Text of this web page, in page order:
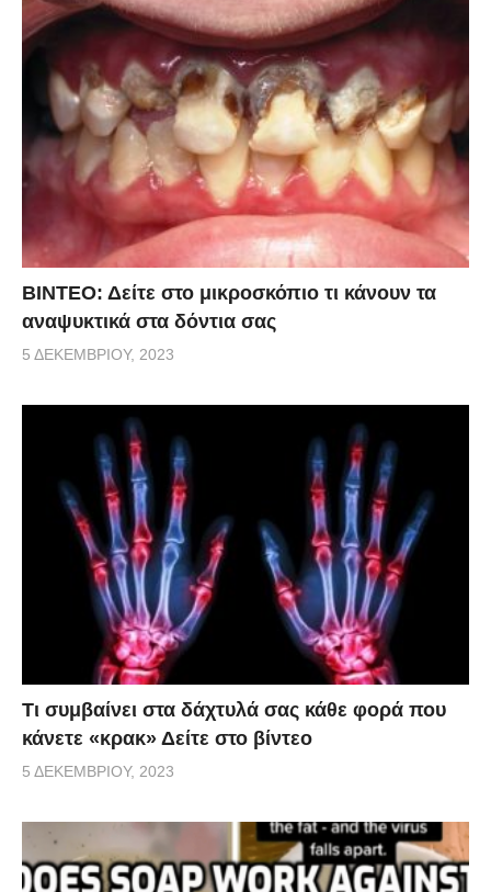
ΒΙΝΤΕΟ: Δείτε στο μικροσκόπιο τι κάνουν τα
αναψυκτικά στα δόντια σας
5 ΔΕΚΕΜΒΡΊΟΥ, 2023
Τι συμβαίνει στα δάχτυλά σας κάθε φορά που
κάνετε «κρακ» Δείτε στο βίντεο
5 ΔΕΚΕΜΒΡΊΟΥ, 2023